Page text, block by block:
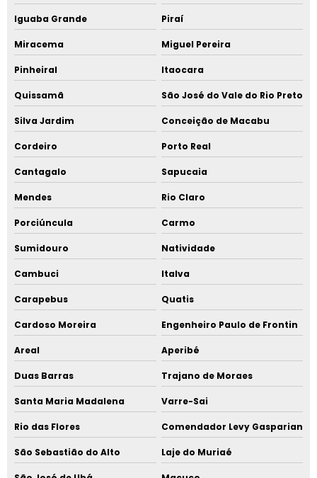
Iguaba Grande Piraí
Miracema Miguel Pereira
Pinheiral Itaocara
Quissamã São José do Vale do Rio Preto
Silva Jardim Conceição de Macabu
Cordeiro Porto Real
Cantagalo Sapucaia
Mendes Rio Claro
Porciúncula Carmo
Sumidouro Natividade
Cambuci Italva
Carapebus Quatis
Cardoso Moreira Engenheiro Paulo de Frontin
Areal Aperibé
Duas Barras Trajano de Moraes
Santa Maria Madalena Varre-Sai
Rio das Flores Comendador Levy Gasparian
São Sebastião do Alto Laje do Muriaé